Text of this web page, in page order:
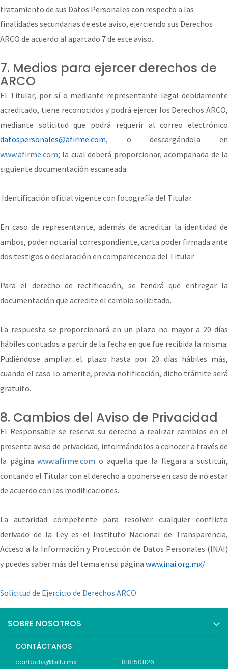
tratamiento de sus Datos Personales con respecto a las
finalidades secundarias de este aviso, ejerciendo sus Derechos
ARCO de acuerdo al apartado 7 de este aviso.
7. Medios para ejercer derechos de
ARCO
El Titular, por sí o mediante representante legal debidamente
acreditado, tiene reconocidos y podrá ejercer los Derechos ARCO,
mediante solicitud que podrá requerir al correo electrónico
datospersonales@afirme.com, o descargándola en
www.afirme.com; la cual deberá proporcionar, acompañada de la
siguiente documentación escaneada:
Identificación oficial vigente con fotografía del Titular.
En caso de representante, además de acreditar la identidad de
ambos, poder notarial correspondiente, carta poder firmada ante
dos testigos o declaración en comparecencia del Titular.
Para el derecho de rectificación, se tendrá que entregar la
documentación que acredite el cambio solicitado.
La respuesta se proporcionará en un plazo no mayor a 20 días
hábiles contados a partir de la fecha en que fue recibida la misma.
Pudiéndose ampliar el plazo hasta por 20 días hábiles más,
cuando el caso lo amerite, previa notificación, dicho trámite será
gratuito.
8. Cambios del Aviso de Privacidad
El Responsable se reserva su derecho a realizar cambios en el
presente aviso de privacidad, informándolos a conocer a través de
la páginawww.afirme.como aquella que la llegara a sustituir,
contando el Titular con el derecho a oponerse en caso de no estar
de acuerdo con las modificaciones.
La autoridad competente para resolver cualquier conflicto
derivado de la Ley es el Instituto Nacional de Transparencia,
Acceso a la Información y Protección de Datos Personales (INAI)
y puedes saber más del tema en su página www.inai.org.mx/.
Solicitud de Ejercicio de Derechos ARCO
SOBRE NOSOTROS
CONTÁCTANOS
contacto@billu.mx 8181501126